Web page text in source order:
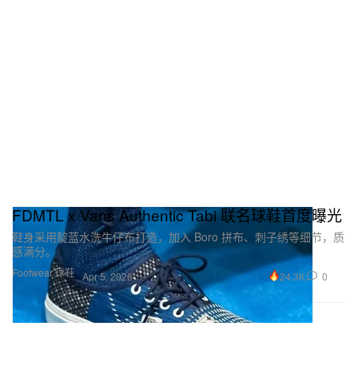
Footwear 球鞋
FDMTL x Vans Authentic Tabi 联名球鞋首度曝光
鞋身采用靛蓝水洗牛仔布打造，加入 Boro 拼布、刺子绣等细节，质
感满分。
Apr 5, 2026 24.3K 0